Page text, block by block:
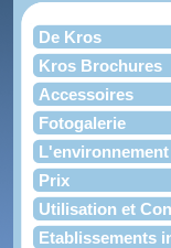
De Kros
Kros Brochures
Accessoires
Fotogalerie
L'environnement
Prix
Utilisation et
Etablissements